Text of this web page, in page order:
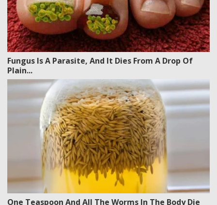
Fungus Is A Parasite, And It Dies From A Drop Of
Plain...
One Teaspoon And All The Worms In The Body Die